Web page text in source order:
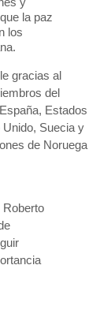
la paz
los
gracias al
del
Estados
Suecia y
de Noruega
Roberto